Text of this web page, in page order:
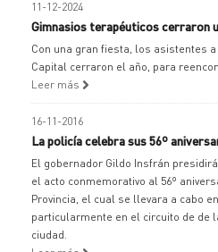
11-12-2024
Gimnasios terapéuticos cerraron
Con una gran fiesta, los asistentes
Capital cerraron el año, para
Leer más
16-11-2016
La policía celebra sus 56º
El gobernador Gildo Insfrán
el acto conmemorativo al 56º
Provincia, el cual se llevara a cabo
particularmente en el circuito de de
ciudad.